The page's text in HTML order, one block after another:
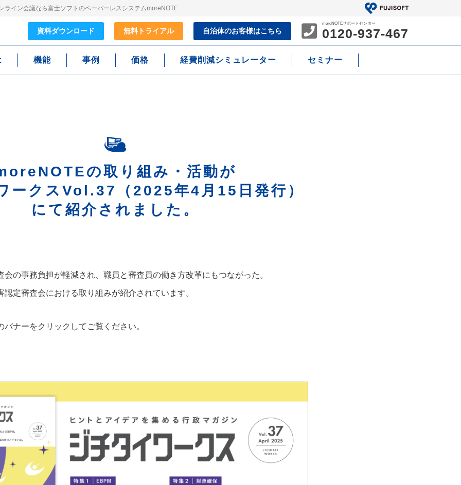
ライン会議なら富士ソフトのペーパーレスシステムmoreNOTE
資料ダウンロード 無料 トライアル 自治体のお客様はこちら
moreNOTEサポートセンター
0120-937-467
機能 事例 価格 経費削減シミュレーター セミナー
の取り組み・活動が
ークスVol.37（2025年4月15日発行）
にて紹介されました。
会の事務負担が軽減され、職員と審査員の働き方改革にもつながった。
認定審査会における取り組みが紹介されています。
ナーをクリックしてご覧ください。